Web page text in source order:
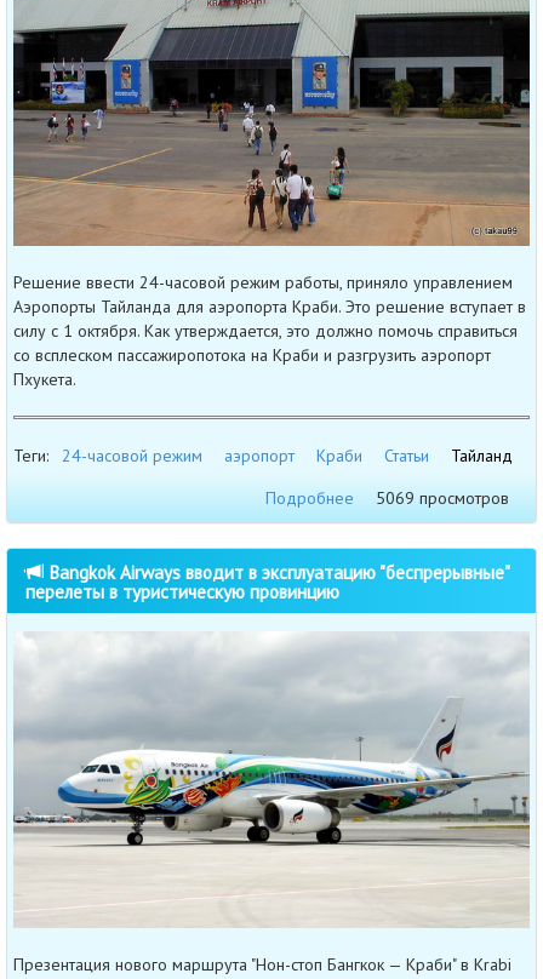
Решение ввести 24-часовой режим работы, приняло управлением
Аэропорты Тайланда для аэропорта Краби. Это решение вступает в
силу с 1 октября. Как утверждается, это должно помочь справиться
со всплеском пассажиропотока на Краби и разгрузить аэропорт
Пхукета.
Теги: 24-часовой режим аэропорт Краби Статьи
Тайланд
Подробнее
5069 просмотров
Bangkok Airways вводит в эксплуатацию "беспрерывные"
перелеты в туристическую провинцию
Презентация нового маршрута "Нон-стоп Бангкок — Краби" в Krabi